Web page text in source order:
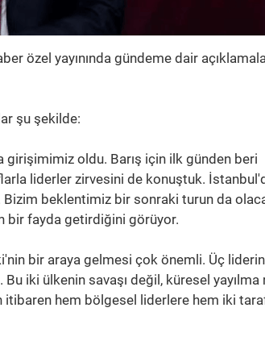
özel yayınında gündeme dair
şu şekilde:
girişimimiz oldu. Barış için ilk günden beri
liderler zirvesini de konuştuk.
beklentimiz bir sonraki turun da
bir fayda getirdiğini görüyor.
bir araya gelmesi çok önemli. Üç liderin
iki ülkenin savaşı değil, küresel yayılma
itibaren hem bölgesel liderlere hem iki